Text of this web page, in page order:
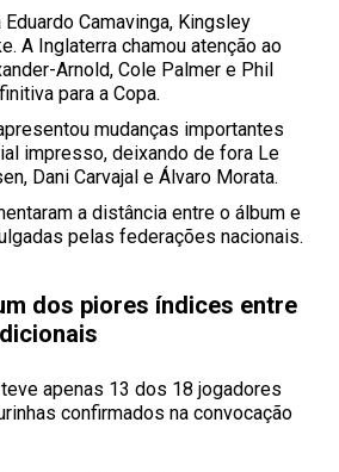
Camavinga, Kingsley
A Inglaterra chamou atenção ao
Arnold, Cole Palmer e Phil
para a Copa.
mudanças importantes
impresso, deixando de fora Le
Dani Carvajal e Álvaro Morata.
a distância entre o álbum e
pelas federações nacionais.
dos piores índices entre
apenas 13 dos 18 jogadores
confirmados na convocação